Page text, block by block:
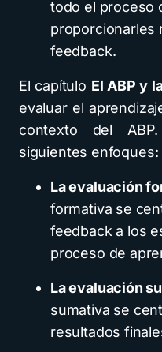
todo el proceso
proporcionarles
feedback.
El capítulo El ABP y
evaluar el
contexto del
siguientes enfoques:
La evaluación
formativa se
feedback a los
proceso de
La evaluación
sumativa se
resultados